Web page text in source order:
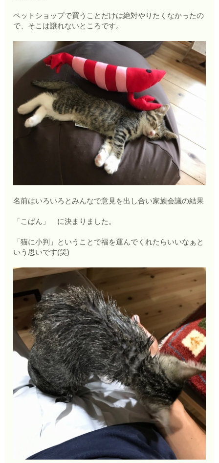
ペットショップで買うことだけは絶対やりたくなかったの
で、そこは譲れないところです。
名前はいろいろとみんなで意見を出し合い家族会議の結果
「こばん」 に決まりました。
「猫に小判」ということで福を運んでくれたらいいなぁと
いう思いです(笑)